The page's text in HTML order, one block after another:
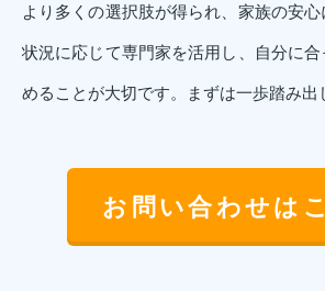
より多くの選択肢が得られ、家族の安心
状況に応じて専門家を活用し、自分に
めることが大切です。まずは一歩踏み出
お問い合わせは